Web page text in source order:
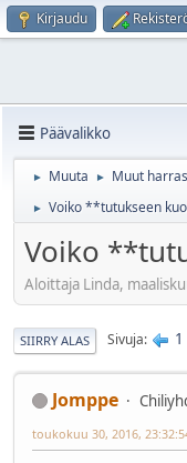
Kirjaudu
Päävalikko
► Muuta ► Muut
► Voiko **tutukseen
Voiko
Aloittaja Linda,
SIIRRY ALAS Sivuja 1
Jomppe
toukokuu 30, 2016,